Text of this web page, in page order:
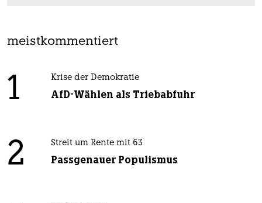
meistkommentiert
1 Krise der Demokratie
AfD-Wählen als Triebabfuhr
2 Streit um Rente mit 63
Passgenauer Populismus